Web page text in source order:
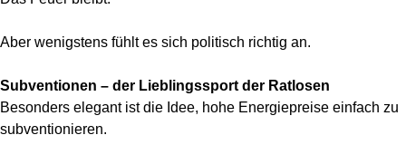
Aber wenigstens fühlt es sich politisch richtig an.
Subventionen – der Lieblingssport der Ratlosen
Besonders elegant ist die Idee, hohe Energiepreise einfach zu
subventionieren.